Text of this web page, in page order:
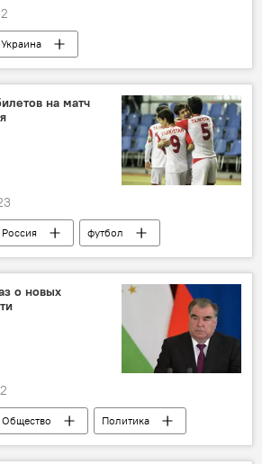
Украина
Аналитика
Спецоперация России по защите Донбасса: последние новости
на матч
Россия
футбол
спорта
Спорт
о новых
Общество
Политика